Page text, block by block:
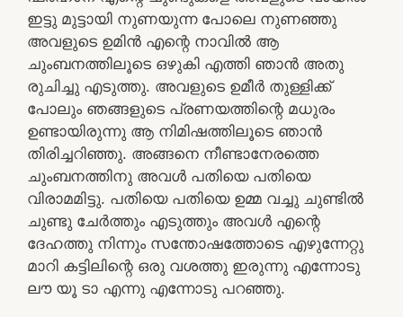
ഇട്ടു മുട്ടായി നുണയുന്ന പോലെ നുണഞ്ഞു
അവളുടെ ഉമിൻ എന്റെ നാവിൽ ആ
ചുംബനത്തിലൂടെ ഒഴുകി എത്തി ഞാൻ അതു
രുചിച്ചു എടുത്തു. അവളുടെ ഉമീർ തുള്ളിക്ക്
പോലും ഞങ്ങളുടെ പ്രണയത്തിന്റെ മധുരം
ഉണ്ടായിരുന്നു ആ നിമിഷത്തിലൂടെ ഞാൻ
തിരിച്ചറിഞ്ഞു. അങ്ങനെ നീണ്ടാനേരത്തെ
ചുംബനത്തിനു അവൾ പതിയെ പതിയെ
വിരാമമിട്ടു. പതിയെ പതിയെ ഉമ്മ വച്ചു ചുണ്ടിൽ
ചുണ്ടു ചേർത്തും എടുത്തും അവൾ എന്റെ
ദേഹത്തു നിന്നും സന്തോഷത്തോടെ എഴുന്നേറ്റു
മാറി കട്ടിലിന്റെ ഒരു വശത്തു ഇരുന്നു എന്നോടു
ലൗ യൂ ടാ എന്നു എന്നോടു പറഞ്ഞു.